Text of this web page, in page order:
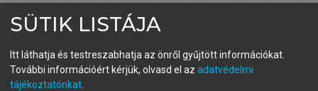
fiókoddal,vagy hozz létre új fiókot.
A regisztráció után apróbaidőszakautomatikusan
SÜTIK LISTÁJA
Itt láthatja és testreszabhatja az önről gyűjtött információkat.
További információért kérjük, olvasd el az adatvédelmi
tájékoztatónkat